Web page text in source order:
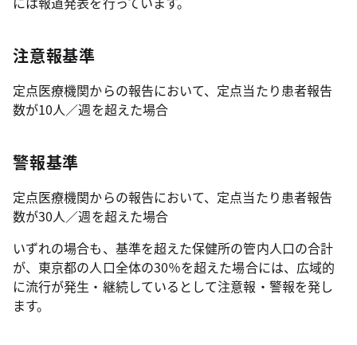
注意報基準
定点医療機関からの報告において、定点当たり患者報告
数が10人／週を超えた場合
警報基準
定点医療機関からの報告において、定点当たり患者報告
数が30人／週を超えた場合
いずれの場合も、基準を超えた保健所の管内人口の合計
が、東京都の人口全体の30％を超えた場合には、広域的
に流行が発生・継続しているとして注意報・警報を発し
ます。